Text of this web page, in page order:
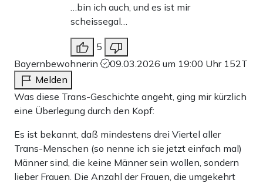
…bin ich auch, und es ist mir
scheissegal…
5
Bayernbewohnerin
09.03.2026 um 19:00 Uhr 152T
Melden
Was diese Trans-Geschichte angeht, ging mir kürzlich
eine Überlegung durch den Kopf:
Es ist bekannt, daß mindestens drei Viertel aller
Trans-Menschen (so nenne ich sie jetzt einfach mal)
Männer sind, die keine Männer sein wollen, sondern
lieber Frauen. Die Anzahl der Frauen, die umgekehrt